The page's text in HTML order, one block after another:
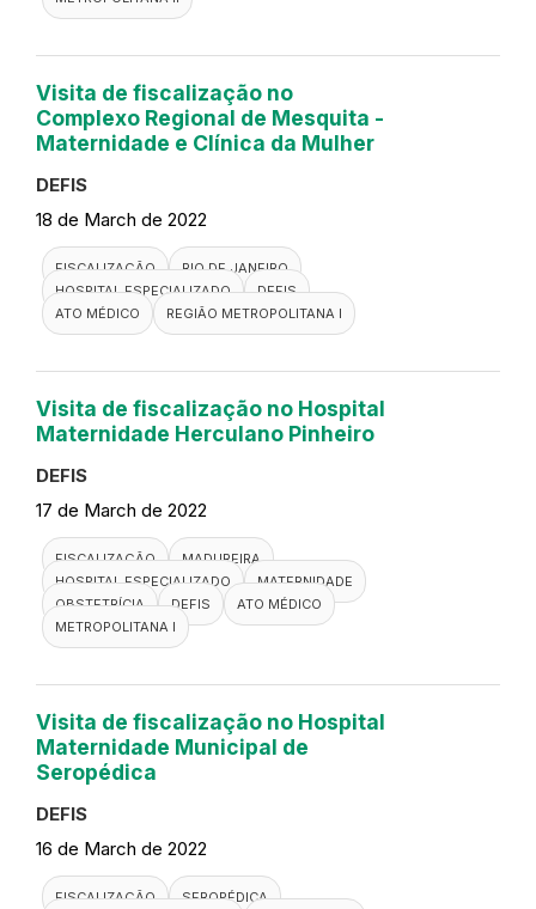
Visita de fiscalização no
Complexo Regional de Mesquita -
Maternidade e Clínica da Mulher
DEFIS
18 de March de 2022
FISCALIZAÇÃO
RIO DE JANEIRO
HOSPITAL ESPECIALIZADO
DEFIS
ATO MÉDICO
REGIÃO METROPOLITANA I
Visita de fiscalização no Hospital
Maternidade Herculano Pinheiro
DEFIS
17 de March de 2022
FISCALIZAÇÃO
MADUREIRA
HOSPITAL ESPECIALIZADO
MATERNIDADE
OBSTETRÍCIA
DEFIS
ATO MÉDICO
METROPOLITANA I
Visita de fiscalização no Hospital
Maternidade Municipal de
Seropédica
DEFIS
16 de March de 2022
FISCALIZAÇÃO
SEROPÉDICA